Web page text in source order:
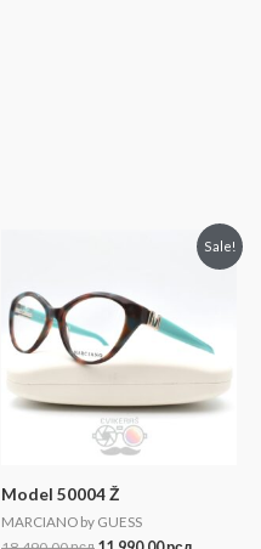
Sale!
Model 50004 Ž
MARCIANO by GUESS